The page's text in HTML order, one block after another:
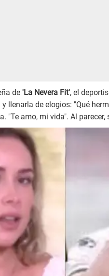
de 'La Nevera Fit', el
llenarla de elogios: "Qué
"Te amo, mi vida". Al